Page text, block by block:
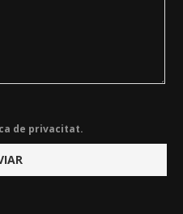
de privacitat.